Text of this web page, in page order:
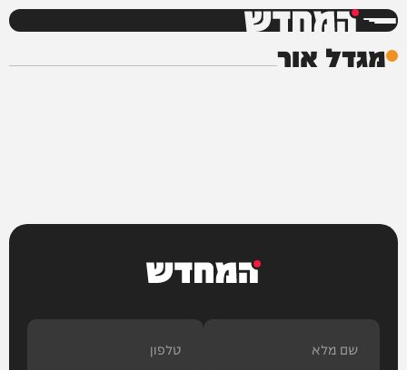
המחדש
מגדל אור
המחדש